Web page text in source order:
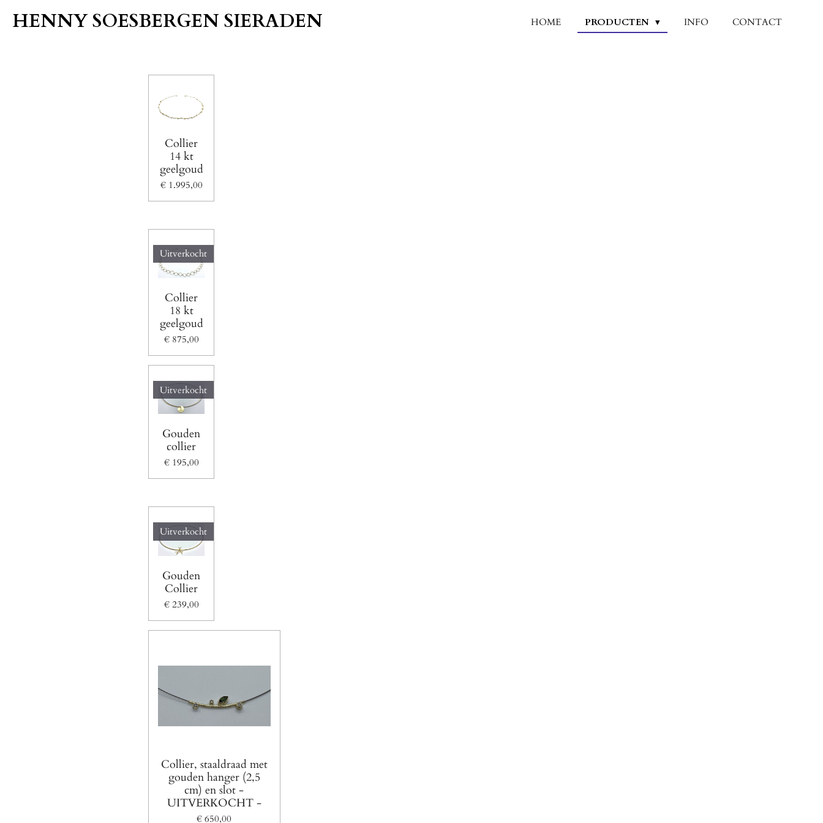
Ga
direct
HENNY SOESBERGEN SIERADEN HOME PRODUCTEN INFO CONTACT
Collier
14 kt
geelgoud
€ 1.995,00
Uitverkocht
Collier
18 kt
geelgoud
€ 875,00
Uitverkocht
Gouden
collier
€ 195,00
Uitverkocht
Gouden
Collier
€ 239,00
Collier, staaldraad met
gouden hanger (2,5
cm) en slot -
UITVERKOCHT -
€ 650,00